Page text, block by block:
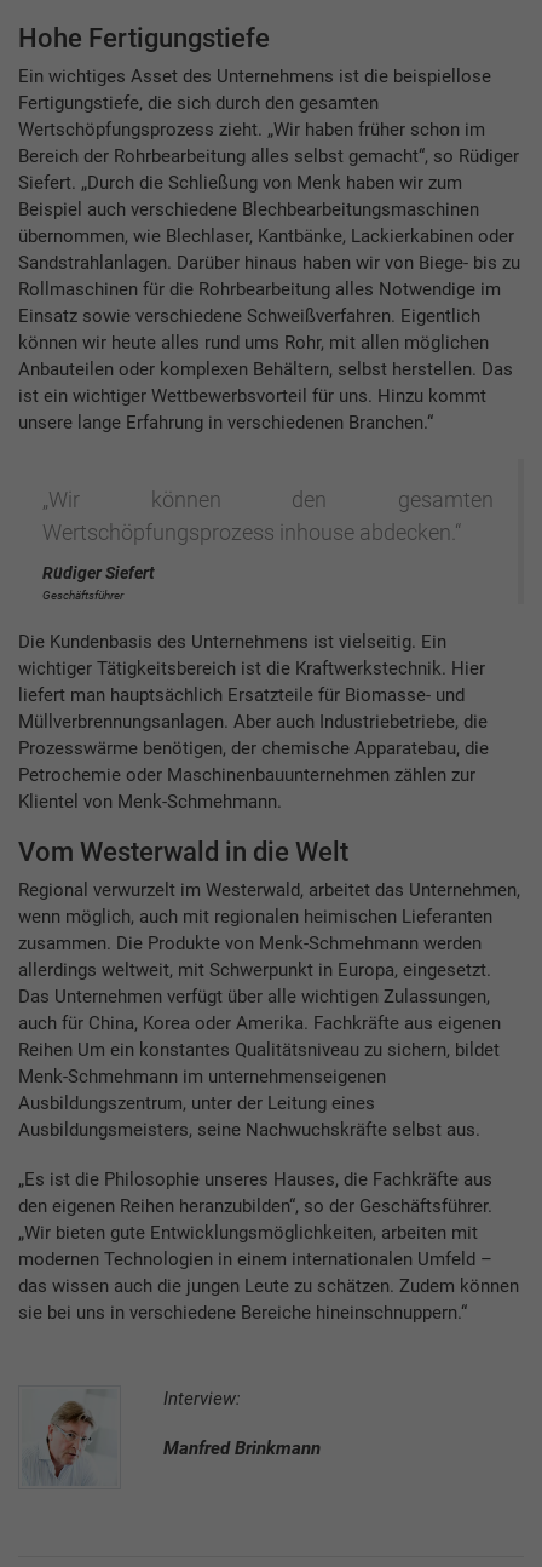
Hohe Fertigungstiefe
Ein wichtiges Asset des Unternehmens ist die beispiellose
Fertigungstiefe, die sich durch den gesamten
Wertschöpfungsprozess zieht. „Wir haben früher schon im
Bereich der Rohrbearbeitung alles selbst gemacht“, so Rüdiger
Siefert. „Durch die Schließung von Menk haben wir zum
Beispiel auch verschiedene Blechbearbeitungsmaschinen
übernommen, wie Blechlaser, Kantbänke, Lackierkabinen oder
Sandstrahlanlagen. Darüber hinaus haben wir von Biege- bis zu
Rollmaschinen für die Rohrbearbeitung alles Notwendige im
Einsatz sowie verschiedene Schweißverfahren. Eigentlich
können wir heute alles rund ums Rohr, mit allen möglichen
Anbauteilen oder komplexen Behältern, selbst herstellen. Das
ist ein wichtiger Wettbewerbsvorteil für uns. Hinzu kommt
unsere lange Erfahrung in verschiedenen Branchen.“
„Wir können den gesamten
Wertschöpfungsprozess inhouse abdecken.“
Rüdiger Siefert
Geschäftsführer
Die Kundenbasis des Unternehmens ist vielseitig. Ein
wichtiger Tätigkeitsbereich ist die Kraftwerkstechnik. Hier
liefert man hauptsächlich Ersatzteile für Biomasse- und
Müllverbrennungsanlagen. Aber auch Industriebetriebe, die
Prozesswärme benötigen, der chemische Apparatebau, die
Petrochemie oder Maschinenbauunternehmen zählen zur
Klientel von Menk-Schmehmann.
Vom Westerwald in die Welt
Regional verwurzelt im Westerwald, arbeitet das Unternehmen,
wenn möglich, auch mit regionalen heimischen Lieferanten
zusammen. Die Produkte von Menk-Schmehmann werden
allerdings weltweit, mit Schwerpunkt in Europa, eingesetzt.
Das Unternehmen verfügt über alle wichtigen Zulassungen,
auch für China, Korea oder Amerika. Fachkräfte aus eigenen
Reihen Um ein konstantes Qualitätsniveau zu sichern, bildet
Menk-Schmehmann im unternehmenseigenen
Ausbildungszentrum, unter der Leitung eines
Ausbildungsmeisters, seine Nachwuchskräfte selbst aus.
„Es ist die Philosophie unseres Hauses, die Fachkräfte aus
den eigenen Reihen heranzubilden“, so der Geschäftsführer.
„Wir bieten gute Entwicklungsmöglichkeiten, arbeiten mit
modernen Technologien in einem internationalen Umfeld –
das wissen auch die jungen Leute zu schätzen. Zudem können
sie bei uns in verschiedene Bereiche hineinschnuppern.“
Interview:
Manfred Brinkmann